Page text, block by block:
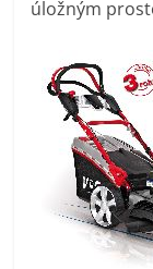
úložným